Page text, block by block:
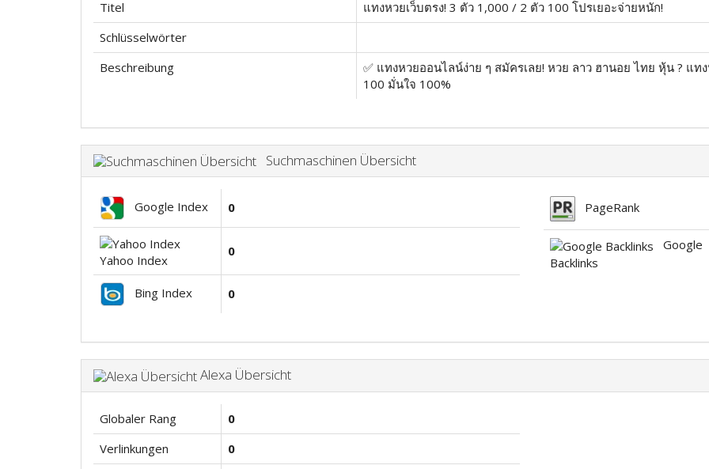
Titel
แทงหวยเว็บตรง! 3 ตัว 1,000 / 2 ตัว 100 โปรเยอะจ่ายหนัก!
Schlüsselwörter
Beschreibung
✅ แทงหวยออนไลน์ง่าย ๆ สมัครเลย! หวย ลาว ฮานอย ไทย หุ้น ? แ
100 มั่นใจ 100%
Suchmaschinen Übersicht
Google Index 0
Yahoo Index
0
Bing Index 0
PageRank
Google
Backlinks
Alexa Übersicht
Globaler Rang
0
Verlinkungen
0